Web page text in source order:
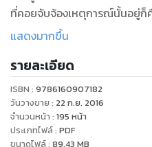
ที่คอยจับจ้องเหตุการณ์นั้นอยู่ก็
ผู้ได้รับเลือก และผู้ชนะก็คือ...?
แสดงมากขึ้น
รายละเอียด
ISBN : 9786160907182
วันวางขาย : 22 ก.ย. 2016
จำนวนหน้า : 195 หน้า
ประเภทไฟล์: PDF
ขนาดไฟล์: 89.43 MB